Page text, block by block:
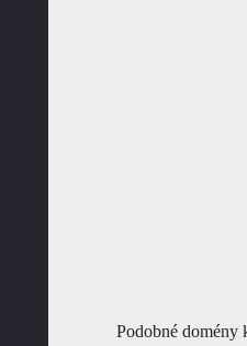
Podobné domény